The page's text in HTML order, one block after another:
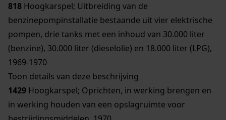
818 Hoogkarspel; Uitbreiding van de
benzinepompinstallatie bestaande uit vier elektrische
pompen, drie tanks met een inhoud van 30.000 liter
(benzine), 30.000 liter (dieselolie) en 18.000 liter (LPG),
1969-1970
Toon details van deze beschrijving
1429 Hoogkarspel; Oprichten, in werking brengen en
in werking houden van een opslagruimte voor